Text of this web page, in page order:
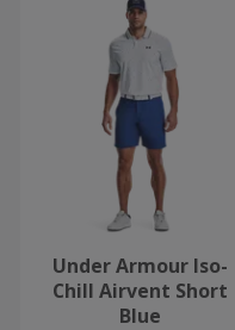
Under Armour Iso-
Chill Airvent Short
Blue